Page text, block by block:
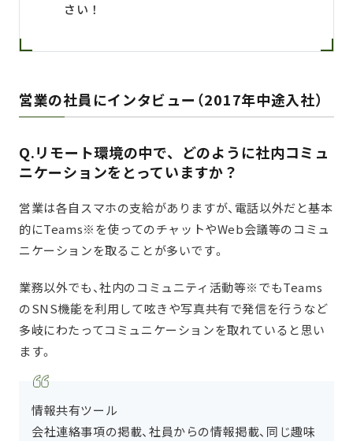
さい！
営業の社員にインタビュー（2017年中途入社）
Q.リモート環境の中で、どのように社内コミュ
ニケーションをとっていますか？
営業は各自スマホの支給がありますが、電話以外だと基本
的にTeams※を使ってのチャットやWeb会議等のコミュ
ニケーションを取ることが多いです。
業務以外でも、社内のコミュニティ活動等※でもTeams
のSNS機能を利用して呟きや写真共有で発信を行うなど
多岐にわたってコミュニケーションを取れていると思い
ます。
情報共有ツール
会社連絡事項の掲載、社員からの情報掲載、同じ趣味